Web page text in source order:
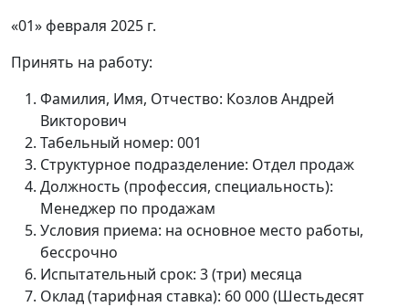
«01» февраля 2025 г.
Принять на работу:
Фамилия, Имя, Отчество: Козлов Андрей
Викторович
Табельный номер: 001
Структурное подразделение: Отдел продаж
Должность (профессия, специальность):
Менеджер по продажам
Условия приема: на основное место работы,
бессрочно
Испытательный срок: 3 (три) месяца
Оклад (тарифная ставка): 60 000 (Шестьдесят